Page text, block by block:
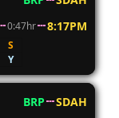
0:47hr 8:17PM
S
Y
BRP
SDAH